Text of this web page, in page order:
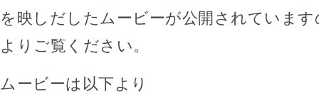
を映しだしたムービーが公開されていま
よりご覧ください。
ムービーは以下より